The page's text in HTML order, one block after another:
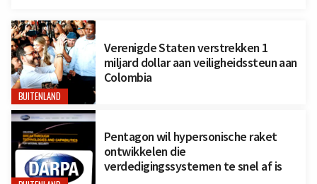
BUITENLAND
Verenigde Staten verstrekken 1
miljard dollar aan veiligheidssteun aan
Colombia
Pentagon wil hypersonische raket
ontwikkelen die
verdedigingssystemen te snel af is